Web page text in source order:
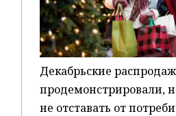
Декабрьские
продемонстрировали,
не отставать от